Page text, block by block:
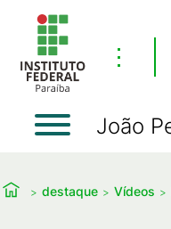
⋮
João
destaque Vídeos